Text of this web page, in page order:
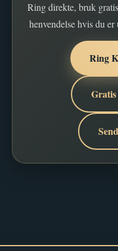
Ring direkte, bruk
henvendelse hvis du
Ring